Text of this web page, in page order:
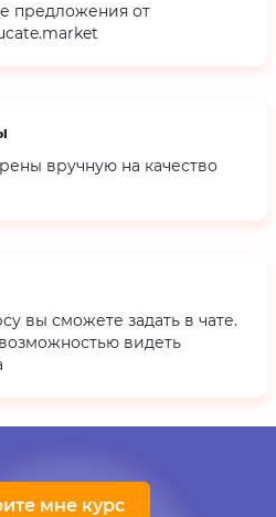
предложения от
вручную на качество
вы сможете задать в чате.
видеть
мне курс